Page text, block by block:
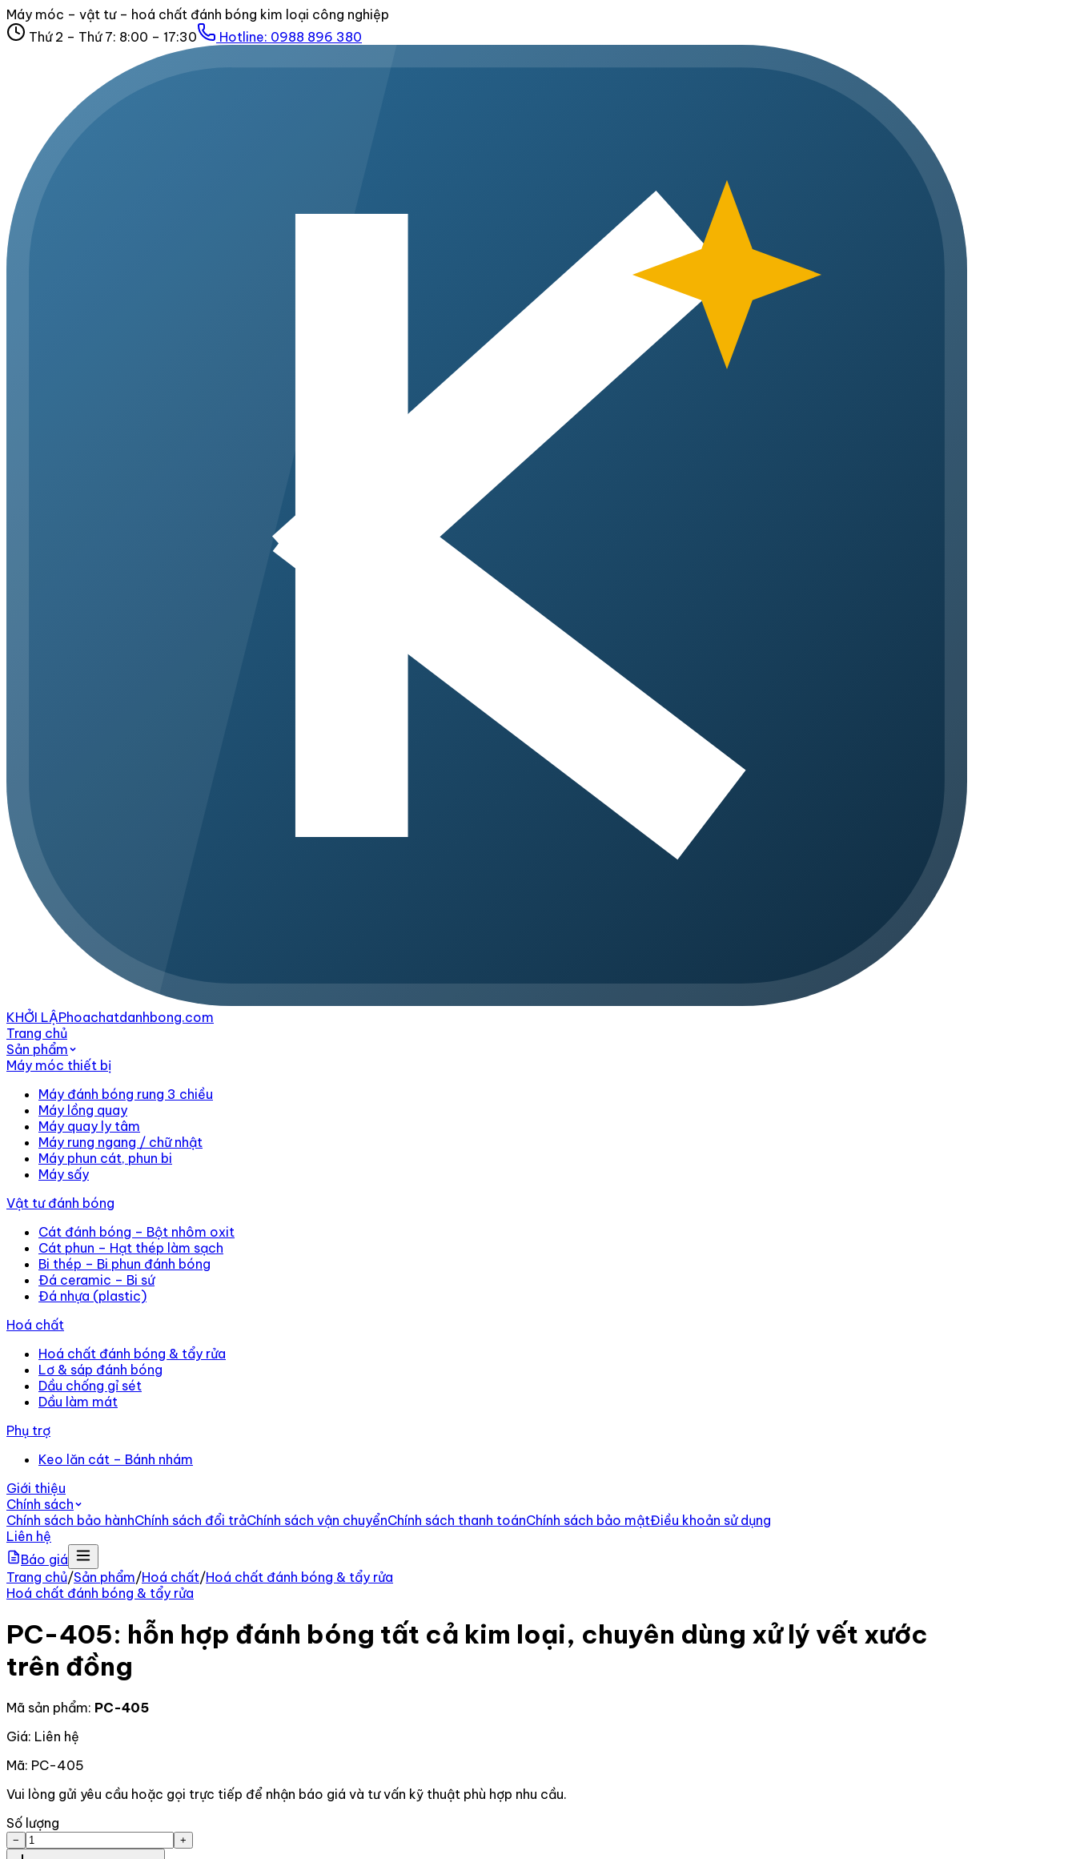
Máy móc – vật tư – hoá chất đánh bóng kim loại công nghiệp
Thứ 2 – Thứ 7: 8:00 – 17:30
Hotline: 0988 896 380
KHỞI LẬPhoachatdanhbong.com
Trang chủ
Sản phẩm
Máy móc thiết bị
Máy đánh bóng rung 3 chiều
Máy lồng quay
Máy quay ly tâm
Máy rung ngang / chữ nhật
Máy phun cát, phun bi
Máy sấy
Vật tư đánh bóng
Cát đánh bóng – Bột nhôm oxit
Cát phun – Hạt thép làm sạch
Bi thép – Bi phun đánh bóng
Đá ceramic – Bi sứ
Đá nhựa (plastic)
Hoá chất
Hoá chất đánh bóng & tẩy rửa
Lơ & sáp đánh bóng
Dầu chống gỉ sét
Dầu làm mát
Phụ trợ
Keo lăn cát – Bánh nhám
Giới thiệu
Chính sách
Chính sách bảo hànhChính sách đổi trảChính sách vận chuyểnChính sách thanh toánChính sách bảo mậtĐiều khoản sử dụng
Liên hệ
Báo giá
Trang chủ/Sản phẩm/Hoá chất/Hoá chất đánh bóng & tẩy rửa
Hoá chất đánh bóng & tẩy rửa
PC-405: hỗn hợp đánh bóng tất cả kim loại, chuyên dùng xử lý vết xước
trên đồng
Mã sản phẩm: PC-405
Giá: Liên hệ
Mã: PC-405
Vui lòng gửi yêu cầu hoặc gọi trực tiếp để nhận báo giá và tư vấn kỹ thuật phù hợp nhu cầu.
Số lượng
− +